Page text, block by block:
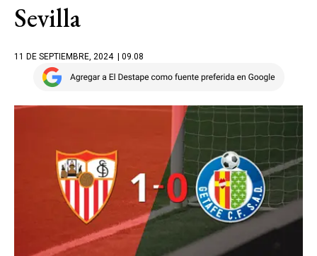
Sevilla
11 DE SEPTIEMBRE, 2024 | 09.08